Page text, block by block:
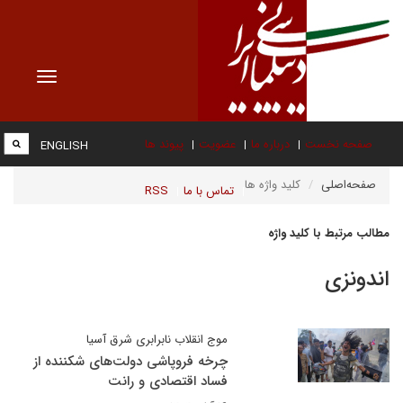
Toggle
صفحه نخست درباره ما عضویت پیوند ها
تماس با ما RSS
ENGLISH
صفحه‌اصلی کلید واژه ها
مطالب مرتبط با کلید واژه
اندونزی
موج انقلاب نابرابری شرق آسیا
چرخه فروپاشی دولت‌های شکننده از
فساد اقتصادی و رانت